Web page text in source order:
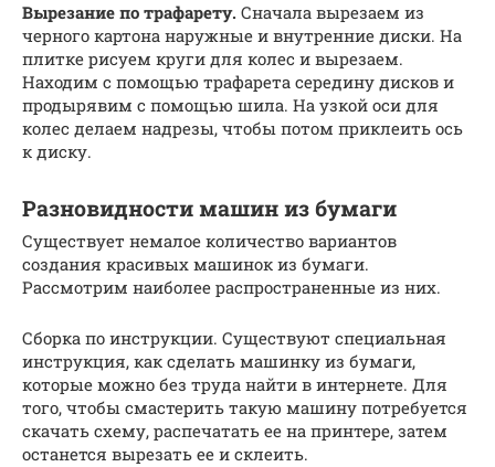
Вырезание по трафарету. Сначала вырезаем из
черного картона наружные и внутренние диски. На
плитке рисуем круги для колес и вырезаем.
Находим с помощью трафарета середину дисков и
продырявим с помощью шила. На узкой оси для
колес делаем надрезы, чтобы потом приклеить ось
к диску.
Разновидности машин из бумаги
Существует немалое количество вариантов
создания красивых машинок из бумаги.
Рассмотрим наиболее распространенные из них.
Сборка по инструкции. Существуют специальная
инструкция, как сделать машинку из бумаги,
которые можно без труда найти в интернете. Для
того, чтобы смастерить такую машину потребуется
скачать схему, распечатать ее на принтере, затем
останется вырезать ее и склеить.